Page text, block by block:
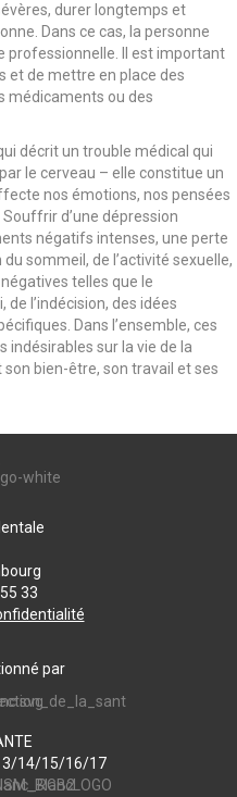
durer longtemps et
Dans ce cas, la personne
professionnelle. Il est important
et de mettre en place des
médicaments ou des
décrit un trouble médical qui
le cerveau – elle constitue un
nos émotions, nos pensées
d’une dépression
négatifs intenses, une perte
sommeil, de l’activité sexuelle,
telles que le
l’indécision, des idées
Dans l’ensemble, ces
sur la vie de la
bien-être, son travail et ses
33
par
14/15/16/17